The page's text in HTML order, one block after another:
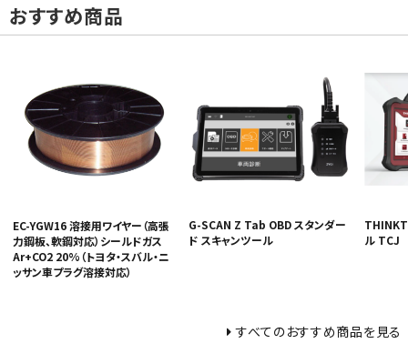
おすすめ商品
EC-YGW16 溶接用ワイヤー（高張
力鋼板、軟鋼対応）シールドガス
Ar+CO2 20%（トヨタ・スバル・ニ
ッサン車プラグ溶接対応）
G-SCAN Z Tab OBD スタンダー
ド スキャンツール
ル TCJ
すべてのおすすめ商品を見る